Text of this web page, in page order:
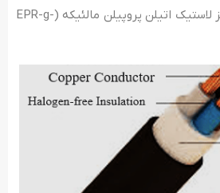
انیدرید (PP-g-MA) و نیز لاستیک اتیلن پروپیلن مالئیکه (EPR-g-